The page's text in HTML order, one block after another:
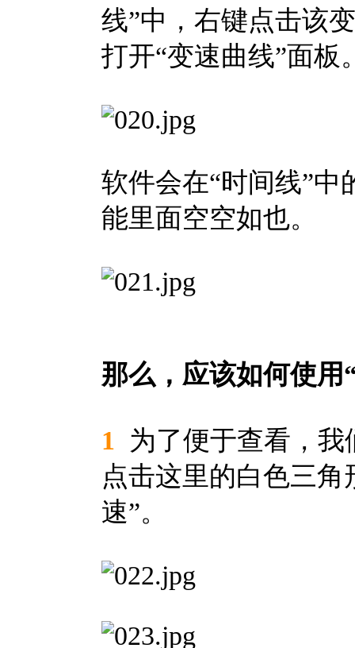
线”中，右键点击该
打开“变速曲线”面板
软件会在“时间线”
能里面空空如也。
那么，应该如何使用
1 为了便于查看，
点击这里的白色三
速”。